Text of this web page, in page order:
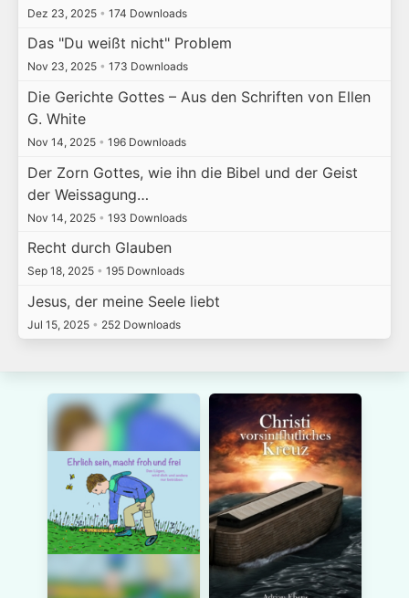
Dez 23, 2025 • 174 Downloads
Das "Du weißt nicht" Problem
Nov 23, 2025 • 173 Downloads
Die Gerichte Gottes – Aus den Schriften von Ellen
G. White
Nov 14, 2025 • 196 Downloads
Der Zorn Gottes, wie ihn die Bibel und der Geist
der Weissagung…
Nov 14, 2025 • 193 Downloads
Recht durch Glauben
Sep 18, 2025 • 195 Downloads
Jesus, der meine Seele liebt
Jul 15, 2025 • 252 Downloads